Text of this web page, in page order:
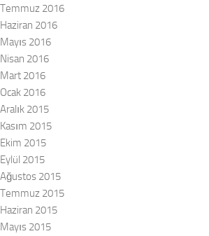
Temmuz 2016
Haziran 2016
Mayıs 2016
Nisan 2016
Mart 2016
Ocak 2016
Aralık 2015
Kasım 2015
Ekim 2015
Eylül 2015
Ağustos 2015
Temmuz 2015
Haziran 2015
Mayıs 2015